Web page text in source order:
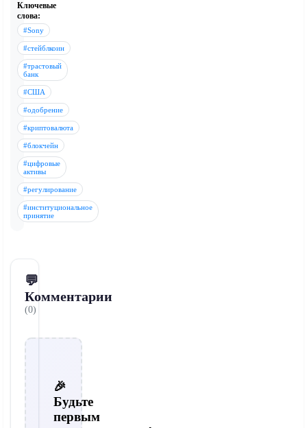
Ключевые
слова:
#Sony
#стейблкоин
#трастовый
банк
#США
#одобрение
#криптовалюта
#блокчейн
#цифровые
активы
#регулирование
#институциональное
принятие
💬
Комментарии
(0)
🎉
Будьте
первым